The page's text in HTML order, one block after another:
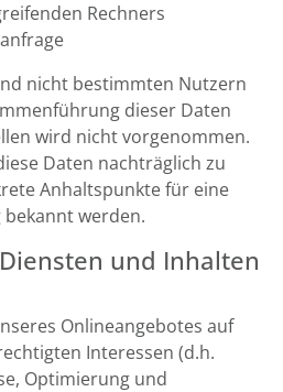
Rechners
nicht bestimmten Nutzern
dieser Daten
wird nicht vorgenommen.
Daten nachträglich zu
Anhaltspunkte für eine
werden.
und Inhalten
Onlineangebotes auf
Interessen (d.h.
Optimierung und